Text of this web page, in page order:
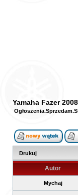
Yamaha Fazer
Ogłoszenia Sprzedam
Drukuj
Autor
Mychaj